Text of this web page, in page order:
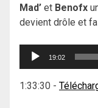
Mad’ et Benofx
devient drôle et
Lecteur
19:02
1:33:30 -